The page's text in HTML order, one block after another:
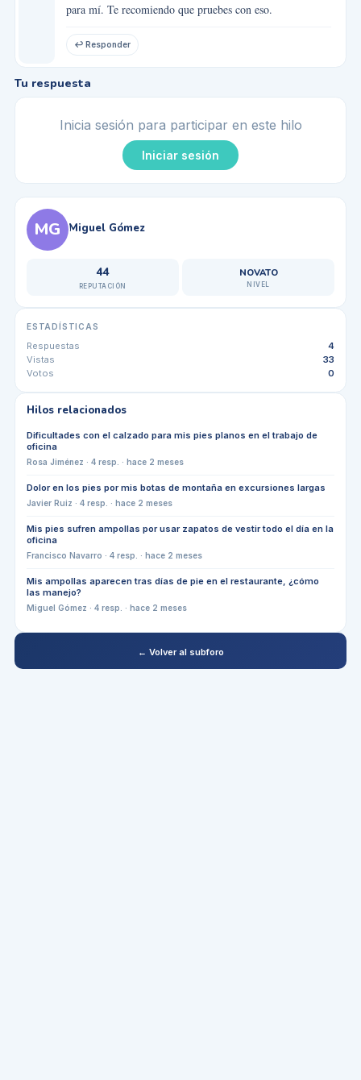
para mí. Te recomiendo que pruebes con eso.
↩ Responder
Tu respuesta
Inicia sesión para participar en este hilo
Iniciar sesión
MG Miguel Gómez
44
REPUTACIÓN
NOVATO
NIVEL
ESTADÍSTICAS
Respuestas
4
Vistas
33
Votos
0
Hilos relacionados
Dificultades con el calzado para mis pies planos en el trabajo de
oficina
Rosa Jiménez · 4resp. · hace 2 meses
Dolor en los pies por mis botas de montaña en excursiones largas
Javier Ruiz · 4resp. · hace 2 meses
Mis pies sufren ampollas por usar zapatos de vestir todo el día en la
oficina
Francisco Navarro · 4resp. · hace 2 meses
Mis ampollas aparecen tras días de pie en el restaurante, ¿cómo
las manejo?
Miguel Gómez · 4resp. · hace 2 meses
← Volver al subforo